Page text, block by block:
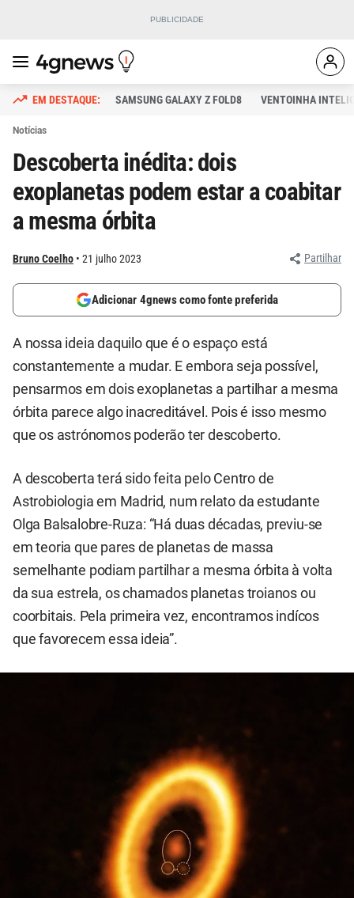
SAMSUNG GALAXY Z FOLD8 VENTOINHA
Notícias
Descoberta inédita: dois
exoplanetas podem estar a coabitar
a mesma órbita
Bruno Coelho 21 julho 2023 Partilhar
Adicionar 4gnews como fonte preferida
A nossa ideia daquilo que é o espaço está
constantemente a mudar. E embora seja possível,
pensarmos em dois exoplanetas a partilhar a mesma
órbita parece algo inacreditável. Pois é isso mesmo
que os astrónomos poderão ter descoberto.
A descoberta terá sido feita pelo Centro de
Astrobiologia em Madrid, num relato da estudante
Olga Balsalobre-Ruza: “Há duas décadas, previu-se
em teoria que pares de planetas de massa
semelhante podiam partilhar a mesma órbita à volta
da sua estrela, os chamados planetas troianos ou
coorbitais. Pela primeira vez, encontramos indícos
que favorecem essa ideia”.